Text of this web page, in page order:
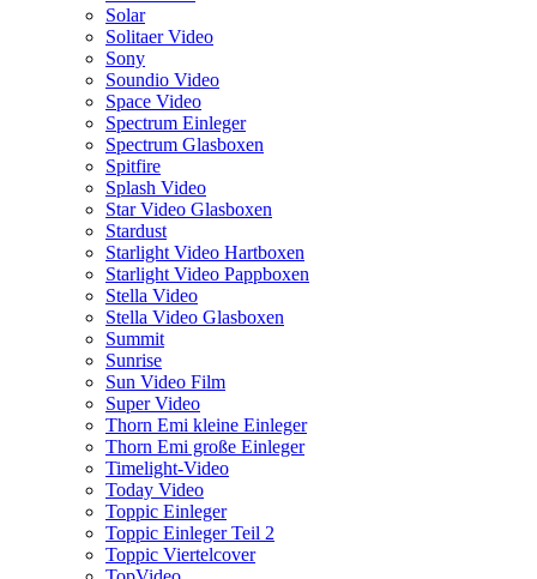
Solar
Solitaer Video
Sony
Soundio Video
Space Video
Spectrum Einleger
Spectrum Glasboxen
Spitfire
Splash Video
Star Video Glasboxen
Stardust
Starlight Video Hartboxen
Starlight Video Pappboxen
Stella Video
Stella Video Glasboxen
Summit
Sunrise
Sun Video Film
Super Video
Thorn Emi kleine Einleger
Thorn Emi große Einleger
Timelight-Video
Today Video
Toppic Einleger
Toppic Einleger Teil 2
Toppic Viertelcover